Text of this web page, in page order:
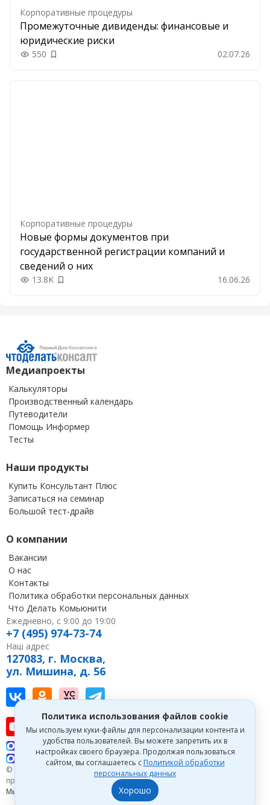
Корпоративные процедуры
Промежуточные дивиденды: финансовые и
юридические риски
550 Добавить в закладки 02.07.26
Корпоративные процедуры
Новые формы документов при
государственной регистрации компаний и
сведений о них
13.8K Добавить в закладки 16.06.26
Политика использования файлов cookie
Мы используем куки-файлы для персонализации контента и
удобства пользователей. Вы можете запретить их в
настройках своего браузера. Продолжая пользоваться
сайтом, вы соглашаетесь с Политикой обработки
персональных данных
Хорошо
Медиапроекты
Калькуляторы
Производственный календарь
Путеводители
Помощь Информер
Тесты
Наши продукты
Купить Консультант Плюс
Записаться на семинар
Большой тест-драйв
О компании
Вакансии
О нас
Контакты
Политика обработки персональных данных
Что Делать Комьюнити
Ежедневно, с 9:00 до 19:00
+7 (495) 974-73-74
Наш адрес
127083, г. Москва,
ул. Мишина, д. 56
Наш канал в Вконтакте
Наш канал на youtube
Наша группа в однокласниках
Наш канал в tenchat
Наш канал на vc
Наш профиль на дзен
Наш канал в Telegram
Что делать Консалт
Что делать Экспертум
© 1993—2026 Первый Дом Консалтинга «Что делать Консалт». Все
права защищены.
Мы зарегистрированы на
Портале поставщиков